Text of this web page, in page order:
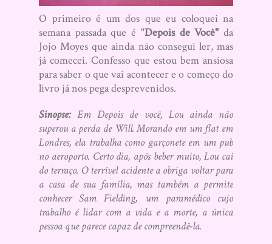
O primeiro é um dos que eu coloquei na
semana passada que é "Depois de Você" da
Jojo Moyes que ainda não consegui ler, mas
já comecei. Confesso que estou bem ansiosa
para saber o que vai acontecer e o começo do
livro já nos pega desprevenidos.
Sinopse: Em Depois de você, Lou ainda não
superou a perda de Will. Morando em um flat em
Londres, ela trabalha como garçonete em um pub
no aeroporto. Certo dia, após beber muito, Lou cai
do terraço. O terrível acidente a obriga voltar para
a casa de sua família, mas também a permite
conhecer Sam Fielding, um paramédico cujo
trabalho é lidar com a vida e a morte, a única
pessoa que parece capaz de compreendê-la.